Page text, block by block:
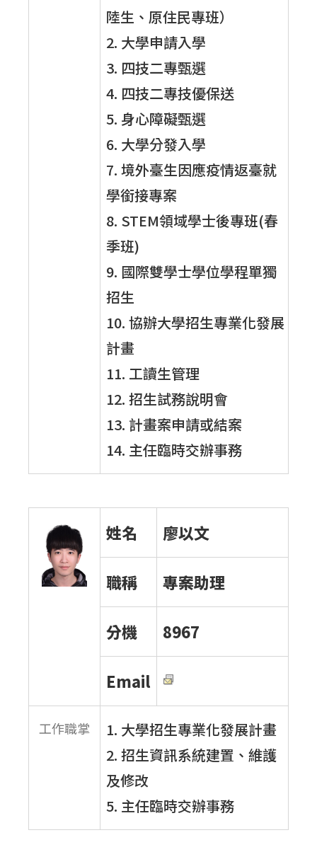
陸生、原住民專班）
2. 大學申請入學
3. 四技二專甄選
4. 四技二專技優保送
5. 身心障礙甄選
6. 大學分發入學
7. 境外臺生因應疫情返臺就
學銜接專案
8. STEM領域學士後專班(春
季班)
9. 國際雙學士學位學程單獨
招生
10. 協辦大學招生專業化發展
計畫
11. 工讀生管理
12. 招生試務說明會
13. 計畫案申請或結案
14. 主任臨時交辦事務
姓名 廖以文
職稱 專案助理
分機 8967
Email
工作職掌
1. 大學招生專業化發展計畫
2. 招生資訊系統建置、維護
及修改
5. 主任臨時交辦事務